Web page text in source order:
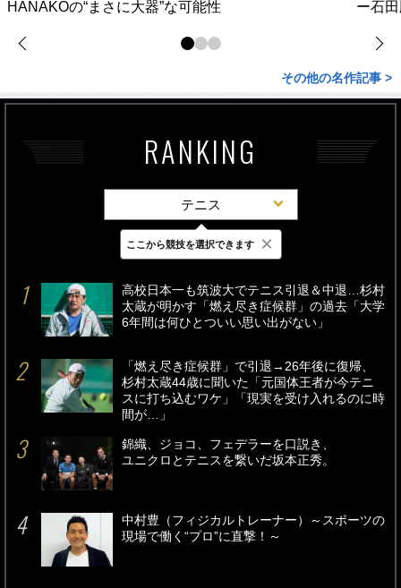
HANAKOの“まさに大器”な可能性
ー石
その他の名作記事 >
RANKING
テニス
最新 24時間 週間
高校日本一も筑波大でテニス引退＆中退…杉村
太蔵が明かす「燃え尽き症候群」の過去「大学
6年間は何ひとついい思い出がない」
「燃え尽き症候群」で引退→26年後に復帰、
杉村太蔵44歳に聞いた「元国体王者が今テニ
スに打ち込むワケ」「現実を受け入れるのに時
間が…」
錦織、ジョコ、フェデラーを口説き、
ユニクロとテニスを繋いだ坂本正秀。
中村豊（フィジカルトレーナー）～スポーツの
現場で働く“プロ”に直撃！～
ここから競技を選択できます ×